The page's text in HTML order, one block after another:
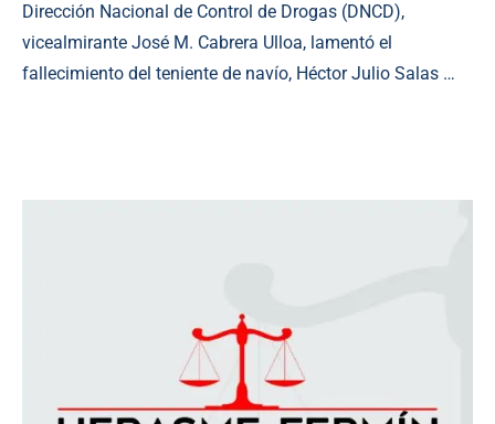
Dirección Nacional de Control de Drogas (DNCD),
vicealmirante José M. Cabrera Ulloa, lamentó el
fallecimiento del teniente de navío, Héctor Julio Salas …